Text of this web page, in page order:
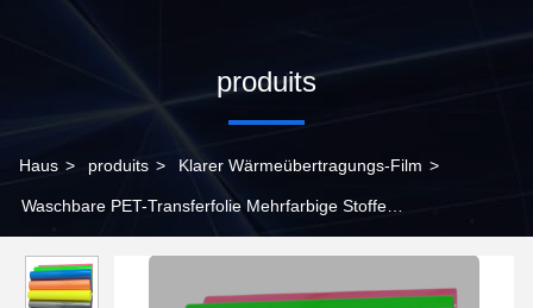
produits
Haus > produits > Klarer Wärmeübertragungs-Film >
Waschbare PET-Transferfolie Mehrfarbige Stoffe